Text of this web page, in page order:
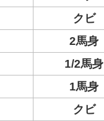
クビ
2馬身
1/2馬身
1馬身
クビ